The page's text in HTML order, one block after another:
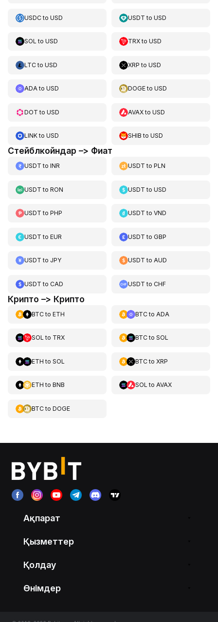
USDCto USD USDT toUSD
SOL to USD TRXtoUSD
LTCto USD XRP toUSD
ADAto USD DOGEtoUSD
DOT to USD AVAXtoUSD
LINKto USD SHIB toUSD
Стейблкойндар –> Фиат
USDT to INR USDT toPLN
USDT to RON USDT toUSD
USDT to PHP USDT toVND
USDT to EUR USDT toGBP
USDT to JPY USDT toAUD
USDT to CAD USDT toCHF
Крипто –> Крипто
BTCto ETH BTCto ADA
SOL to TRX BTCto SOL
ETH to SOL BTCto XRP
ETH to BNB SOL to AVAX
BTCto DOGE
Ақпарат
Қызметтер
Қолдау
Өнімдер